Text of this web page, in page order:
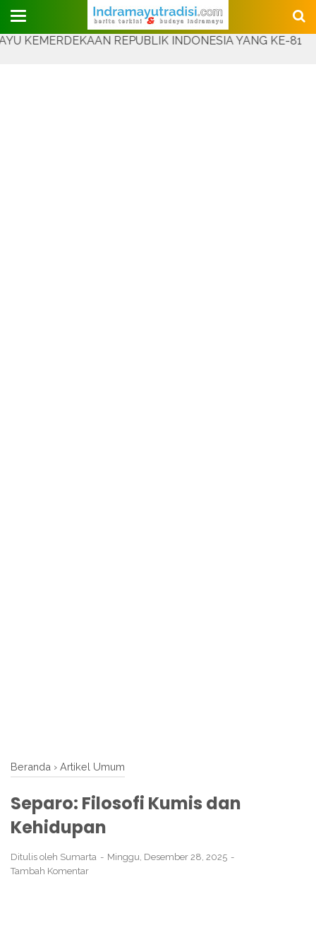
Judul Website
REPUBLIK INDONESIA YANG KE-81
Beranda › Artikel Umum
Separo: Filosofi Kumis dan
Kehidupan
Ditulis oleh Sumarta
Minggu, Desember 28, 2025
Tambah Komentar